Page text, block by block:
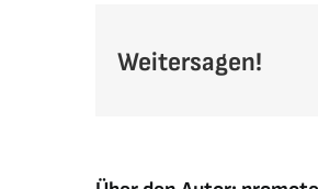
Weitersagen!